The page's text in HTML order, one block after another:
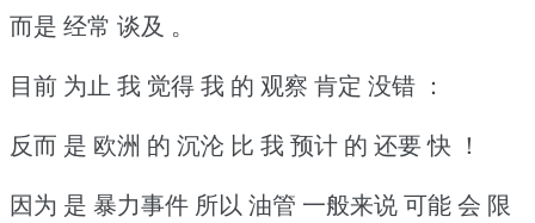
而是 经常 谈及 。
目前 为止 我 觉得 我 的 观察 肯定 没错 ：
反而 是 欧洲 的 沉沦 比 我 预计 的 还要 快 ！
因为 是 暴力事件 所以 油管 一般来说 可能 会 限